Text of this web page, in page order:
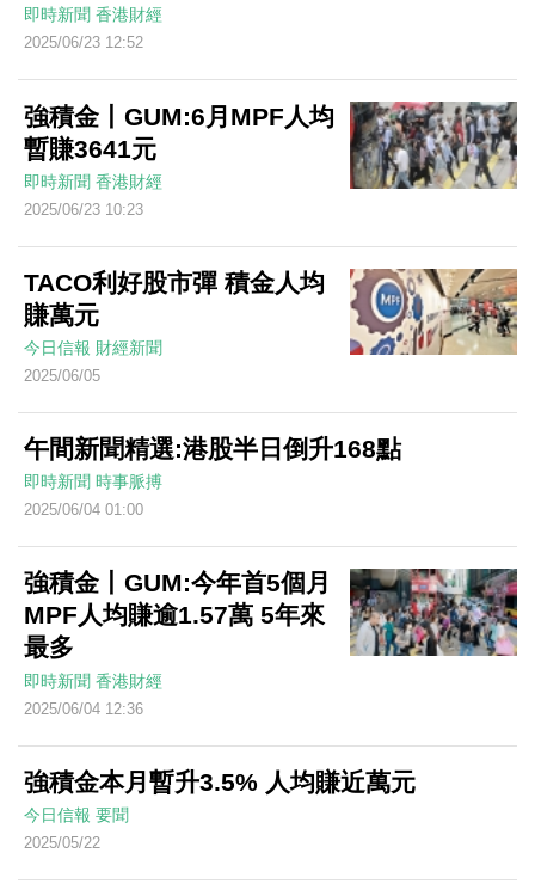
即時新聞 香港財經
2025/06/23 12:52
強積金丨GUM:6月MPF人均
暫賺3641元
即時新聞 香港財經
2025/06/23 10:23
TACO利好股市彈 積金人均
賺萬元
今日信報 財經新聞
2025/06/05
午間新聞精選:港股半日倒升168點
即時新聞 時事脈搏
2025/06/04 01:00
強積金丨GUM:今年首5個月
MPF人均賺逾1.57萬 5年來
最多
即時新聞 香港財經
2025/06/04 12:36
強積金本月暫升3.5% 人均賺近萬元
今日信報 要聞
2025/05/22